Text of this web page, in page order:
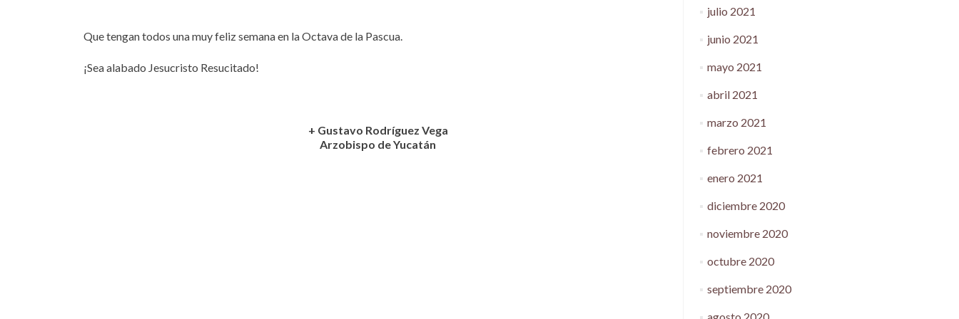
Que tengan todos una muy feliz semana en la Octava de la Pascua.
¡Sea alabado Jesucristo Resucitado!
+ Gustavo Rodríguez Vega
Arzobispo de Yucatán
julio 2021
junio 2021
mayo 2021
abril 2021
marzo 2021
febrero 2021
enero 2021
diciembre 2020
noviembre 2020
octubre 2020
septiembre 2020